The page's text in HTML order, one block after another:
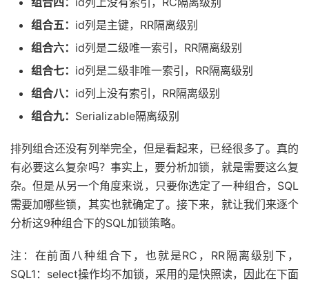
组合五： id列是主键，RR隔离级别
组合六： id列是二级唯一索引，RR隔离级别
组合七： id列是二级非唯一索引，RR隔离级别
组合八： id列上没有索引，RR隔离级别
组合九： Serializable隔离级别
排列组合还没有列举完全，但是看起来，已经很多了。真的
有必要这么复杂吗？事实上，要分析加锁，就是需要这么复
杂。但是从另一个角度来说，只要你选定了一种组合，SQL
需要加哪些锁，其实也就确定了。接下来，就让我们来逐个
分析这9种组合下的SQL加锁策略。
注：在前面八种组合下，也就是RC，RR隔离级别下，
SQL1：select操作均不加锁，采用的是快照读，因此在下面